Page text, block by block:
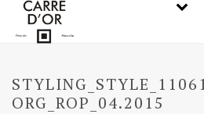
ORG_ROP_04.2015